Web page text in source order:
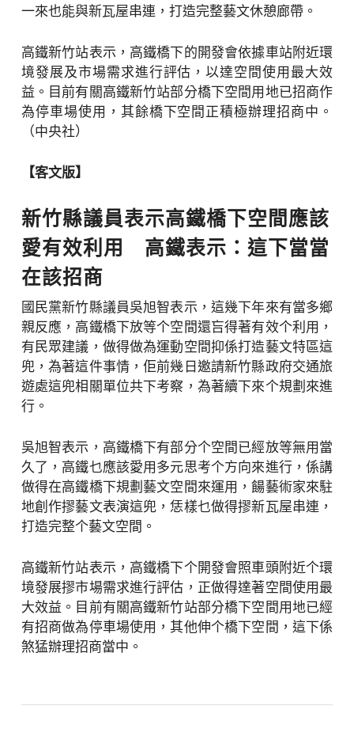
一來也能與新瓦屋串連，打造完整藝文休憩廊帶。
高鐵新竹站表示，高鐵橋下的開發會依據車站附近環
境發展及市場需求進行評估，以達空間使用最大效
益。目前有關高鐵新竹站部分橋下空間用地已招商作
為停車場使用，其餘橋下空間正積極辦理招商中。
（中央社）
【客文版】
新竹縣議員表示高鐵橋下空間應該
愛有效利用 高鐵表示：這下當當
在該招商
國民黨新竹縣議員吳旭智表示，這幾下年來有當多鄉
親反應，高鐵橋下放等个空間還吂得著有效个利用，
有民眾建議，做得做為運動空間抑係打造藝文特區這
兜，為著這件事情，佢前幾日邀請新竹縣政府交通旅
遊處這兜相關單位共下考察，為著續下來个規劃來進
行。
吳旭智表示，高鐵橋下有部分个空間已經放等無用當
久了，高鐵乜應該愛用多元思考个方向來進行，係講
做得在高鐵橋下規劃藝文空間來運用，餳藝術家來駐
地創作摎藝文表演這兜，恁樣乜做得摎新瓦屋串連，
打造完整个藝文空間。
高鐵新竹站表示，高鐵橋下个開發會照車頭附近个環
境發展摎市場需求進行評估，正做得達著空間使用最
大效益。目前有關高鐵新竹站部分橋下空間用地已經
有招商做為停車場使用，其他伸个橋下空間，這下係
煞猛辦理招商當中。